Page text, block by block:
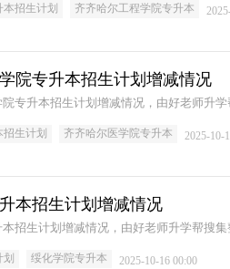
招生计划 齐齐哈尔工程学院专升本
院专升本招生计划增减情况
专升本招生计划增减情况，由好老师升学
生计划 齐齐哈尔医学院专升本 2025-10-
本招生计划增减情况
招生计划增减情况，由好老师升学帮搜集
绥化学院专升本 2025-10-16 00:00